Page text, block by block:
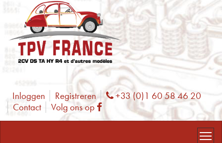
Inloggen Registreren Phone
+33 (0)1 60 58 46 20
Contact
Volg ons op Facebook